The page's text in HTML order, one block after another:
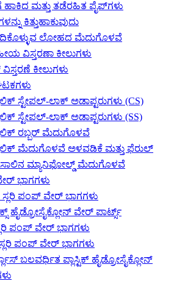
ಹಾಕಿದ ಮತ್ತು ತಡೆರಹಿತ ಪೈಪ್‌ಗಳು
ಕಿತ್ತುಹಾಕುವುದು
ಲೋಹದ ಮೆದುಗೊಳವೆ
ವಿಸ್ತರಣಾ ಕೀಲುಗಳು
ವಿಸ್ತರಣೆ ಕೀಲುಗಳು
ಸ್ಟೇಪಲ್-ಲಾಕ್ ಅಡಾಪ್ಟರುಗಳು (CS)
ಸ್ಟೇಪಲ್-ಲಾಕ್ ಅಡಾಪ್ಟರುಗಳು (SS)
ರಬ್ಬರ್ ಮೆದುಗೊಳವೆ
ಮೆದುಗೊಳವೆ ಅಳವಡಿಕೆ ಮತ್ತು ಫೆರುಲ್
ಮ್ಯಾನಿಫೋಲ್ಡ್ ಮೆದುಗೊಳವೆ
ಭಾಗಗಳು
ಸ್ಲರಿ ಪಂಪ್ ವೇರ್ ಭಾಗಗಳು
ಹೈಡ್ರೋಸೈಕ್ಲೋನ್ ವೇರ್ ಪಾರ್ಟ್ಸ್
ಪಂಪ್ ವೇರ್ ಭಾಗಗಳು
ಸ್ಲರಿ ಪಂಪ್ ವೇರ್ ಭಾಗಗಳು
ಬಲವರ್ಧಿತ ಪ್ಲಾಸ್ಟಿಕ್ ಹೈಡ್ರೋಸೈಕ್ಲೋನ್